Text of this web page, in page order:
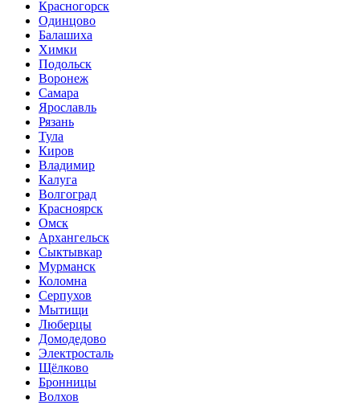
Красногорск
Одинцово
Балашиха
Химки
Подольск
Воронеж
Самара
Ярославль
Рязань
Тула
Киров
Владимир
Калуга
Волгоград
Красноярск
Омск
Архангельск
Сыктывкар
Мурманск
Коломна
Серпухов
Мытищи
Люберцы
Домодедово
Электросталь
Щёлково
Бронницы
Волхов